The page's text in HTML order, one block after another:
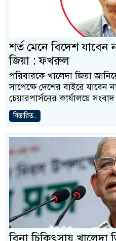
শর্ত মেনে বিদেশ যাবেন
জিয়া : ফখরুল
পরিবারকে খালেদা জিয়া
সাপেক্ষে দেশের বাইরে যাবেন
চেয়ারপার্সনের কার্যালয়ে
বিস্তারিত..